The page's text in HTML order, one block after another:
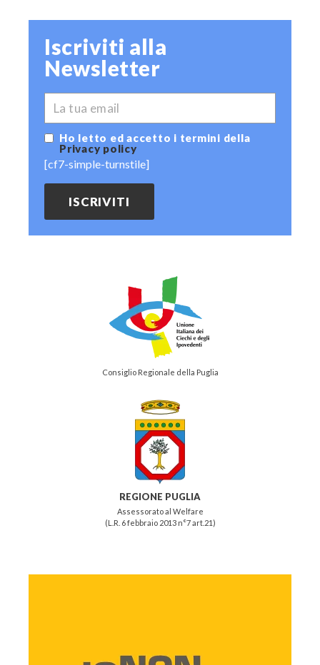
Iscriviti alla
Newsletter
EMAIL
Ho letto ed accetto i termini della
Privacy policy
[cf7-simple-turnstile]
Consiglio Regionale della Puglia
REGIONE PUGLIA
Assessorato al Welfare
(L.R. 6 febbraio 2013 n°7 art.21)